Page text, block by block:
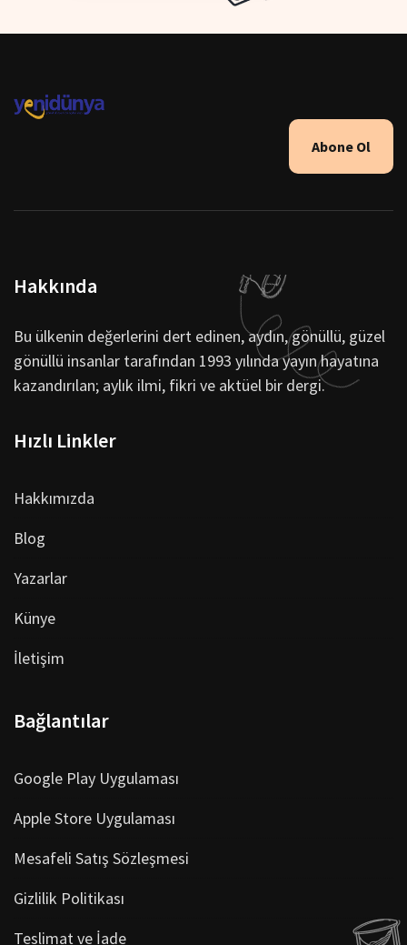
Abone Ol
Hakkında
Bu ülkenin değerlerini dert edinen, aydın, gönüllü, güzel
gönüllü insanlar tarafından 1993 yılında yayın hayatına
kazandırılan; aylık ilmi, fikri ve aktüel bir dergi.
Hızlı Linkler
Hakkımızda
Blog
Yazarlar
Künye
İletişim
Bağlantılar
Google Play Uygulaması
Apple Store Uygulaması
Mesafeli Satış Sözleşmesi
Gizlilik Politikası
Teslimat ve İade